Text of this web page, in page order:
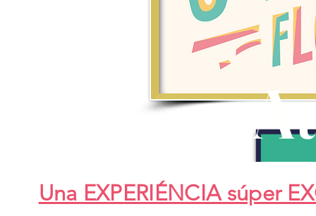
Una EXPERIÉNCIA súper